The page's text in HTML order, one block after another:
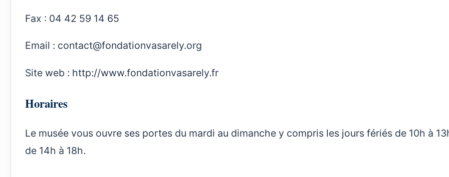
Fax : 04 42 59 14 65
Email : contact@fondationvasarely.org
Site web : http://www.fondationvasarely.fr
Horaires
Le musée vous ouvre ses portes du mardi au dimanche y compris les jours fériés de 10h à
de 14h à 18h.